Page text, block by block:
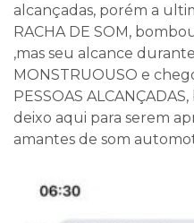
alcançadas, porém a
RACHA DE SOM,
,mas seu alcance
MONSTRUOUSO e
PESSOAS
deixo aqui para serem
amantes de som